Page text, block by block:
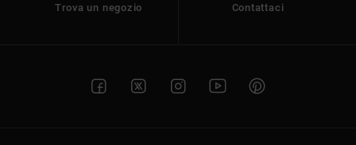
Trova un negozio Contattaci